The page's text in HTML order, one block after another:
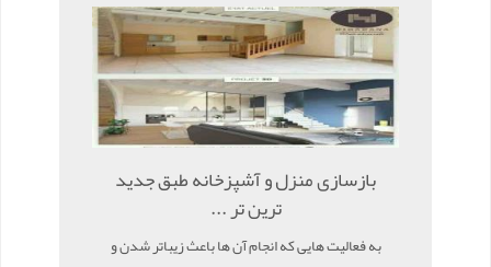
بازسازی منزل و آشپزخانه طبق جدید
ترین تر ...
به فعالیت هایی که انجام آن ها باعث زیباتر شدن و